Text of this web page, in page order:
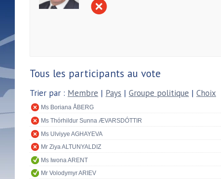
Tous les participants au vote
Trier par : Membre | Pays | Groupe politique | Choix
Ms Boriana ÅBERG
Ms Thórhildur Sunna ÆVARSDÓTTIR
Ms Ulviyye AGHAYEVA
Mr Ziya ALTUNYALDIZ
Ms Iwona ARENT
Mr Volodymyr ARIEV